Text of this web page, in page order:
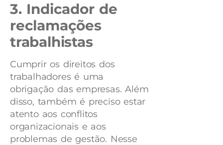
3. Indicador de
reclamações
trabalhistas
Cumprir os direitos dos
trabalhadores é uma
obrigação das empresas. Além
disso, também é preciso estar
atento aos conflitos
organizacionais e aos
problemas de gestão. Nesse